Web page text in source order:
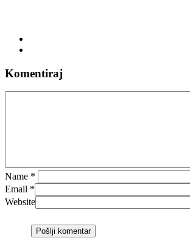
Komentiraj
Name *
Email *
Website